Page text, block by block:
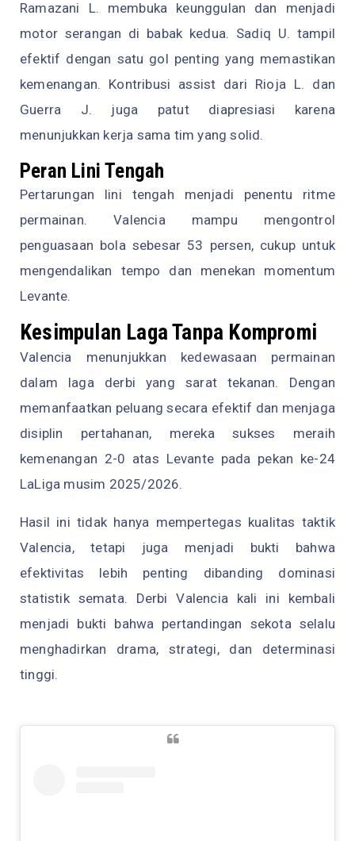
Ramazani L. membuka keunggulan dan menjadi
motor serangan di babak kedua. Sadiq U. tampil
efektif dengan satu gol penting yang memastikan
kemenangan. Kontribusi assist dari Rioja L. dan
Guerra J. juga patut diapresiasi karena
menunjukkan kerja sama tim yang solid.
Peran Lini Tengah
Pertarungan lini tengah menjadi penentu ritme
permainan. Valencia mampu mengontrol
penguasaan bola sebesar 53 persen, cukup untuk
mengendalikan tempo dan menekan momentum
Levante.
Kesimpulan Laga Tanpa Kompromi
Valencia menunjukkan kedewasaan permainan
dalam laga derbi yang sarat tekanan. Dengan
memanfaatkan peluang secara efektif dan menjaga
disiplin pertahanan, mereka sukses meraih
kemenangan 2-0 atas Levante pada pekan ke-24
LaLiga musim 2025/2026.
Hasil ini tidak hanya mempertegas kualitas taktik
Valencia, tetapi juga menjadi bukti bahwa
efektivitas lebih penting dibanding dominasi
statistik semata. Derbi Valencia kali ini kembali
menjadi bukti bahwa pertandingan sekota selalu
menghadirkan drama, strategi, dan determinasi
tinggi.